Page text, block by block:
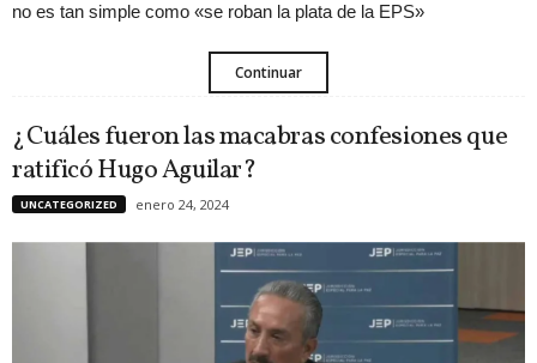
no es tan simple como «se roban la plata de la EPS»
Continuar
¿Cuáles fueron las macabras confesiones que
ratificó Hugo Aguilar?
UNCATEGORIZED enero 24, 2024